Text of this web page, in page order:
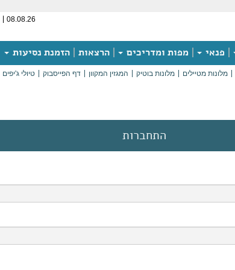
08.08.26
פנאי מפות ומדריכים הרצאות הזמנת נסיעות
מלונות מטיילים מלונות בוטיק המגזין המקוון דף הפייסבוק טיולי ג'יפים
התחברות